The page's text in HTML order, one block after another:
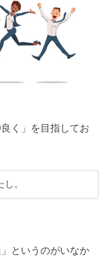
く」を目指してお
。
というのがいなか